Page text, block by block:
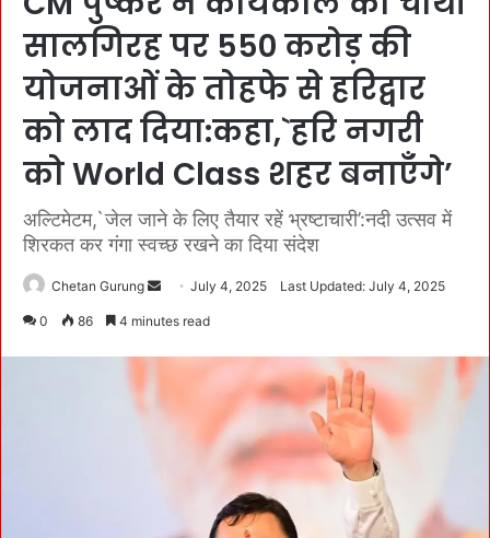
सालगिरह पर 550 करोड़ की
योजनाओं के तोहफे से हरिद्वार
को लाद दिया:कहा,`हरि नगरी
को World Class शहर बनाएँगे’
अल्टिमेटम,`जेल जाने के लिए तैयार रहें भ्रष्टाचारी’:नदी उत्सव में
शिरकत कर गंगा स्वच्छ रखने का दिया संदेश
Chetan Gurung July 4, 2025 Last Updated: July 4, 2025
0 86 4 minutes read